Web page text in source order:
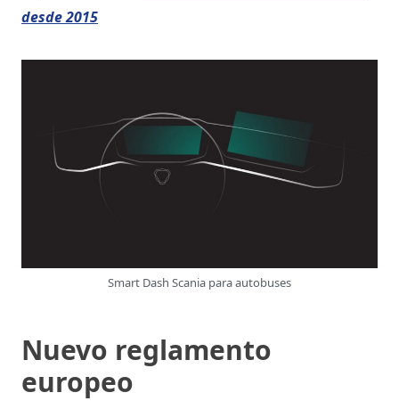
desde 2015
Smart Dash Scania para autobuses
Nuevo reglamento
europeo